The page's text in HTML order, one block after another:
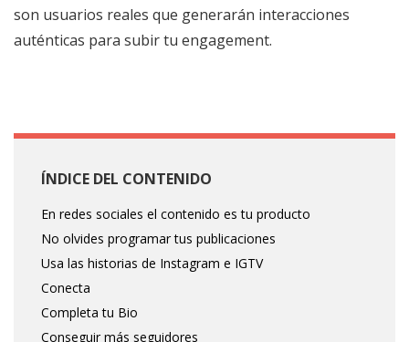
son usuarios reales que generarán interacciones
auténticas para subir tu engagement.
ÍNDICE DEL CONTENIDO
En redes sociales el contenido es tu producto
No olvides programar tus publicaciones
Usa las historias de Instagram e IGTV
Conecta
Completa tu Bio
Conseguir más seguidores